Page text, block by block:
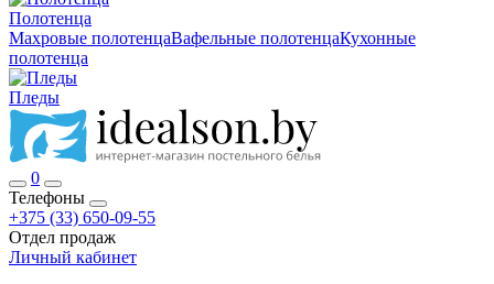
Полотенца
Махровые полотенцаВафельные полотенцаКухонные
полотенца
Пледы
0
Телефоны
+375 (33) 650-09-55
Отдел продаж
Личный кабинет